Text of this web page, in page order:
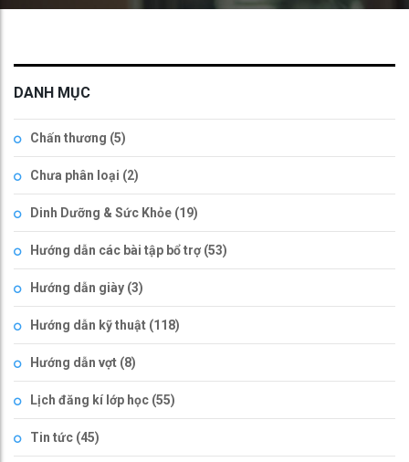
DANH MỤC
Chấn thương (5)
Chưa phân loại (2)
Dinh Dưỡng & Sức Khỏe (19)
Hướng dẫn các bài tập bổ trợ (53)
Hướng dẫn giày (3)
Hướng dẫn kỹ thuật (118)
Hướng dẫn vợt (8)
Lịch đăng kí lớp học (55)
Tin tức (45)